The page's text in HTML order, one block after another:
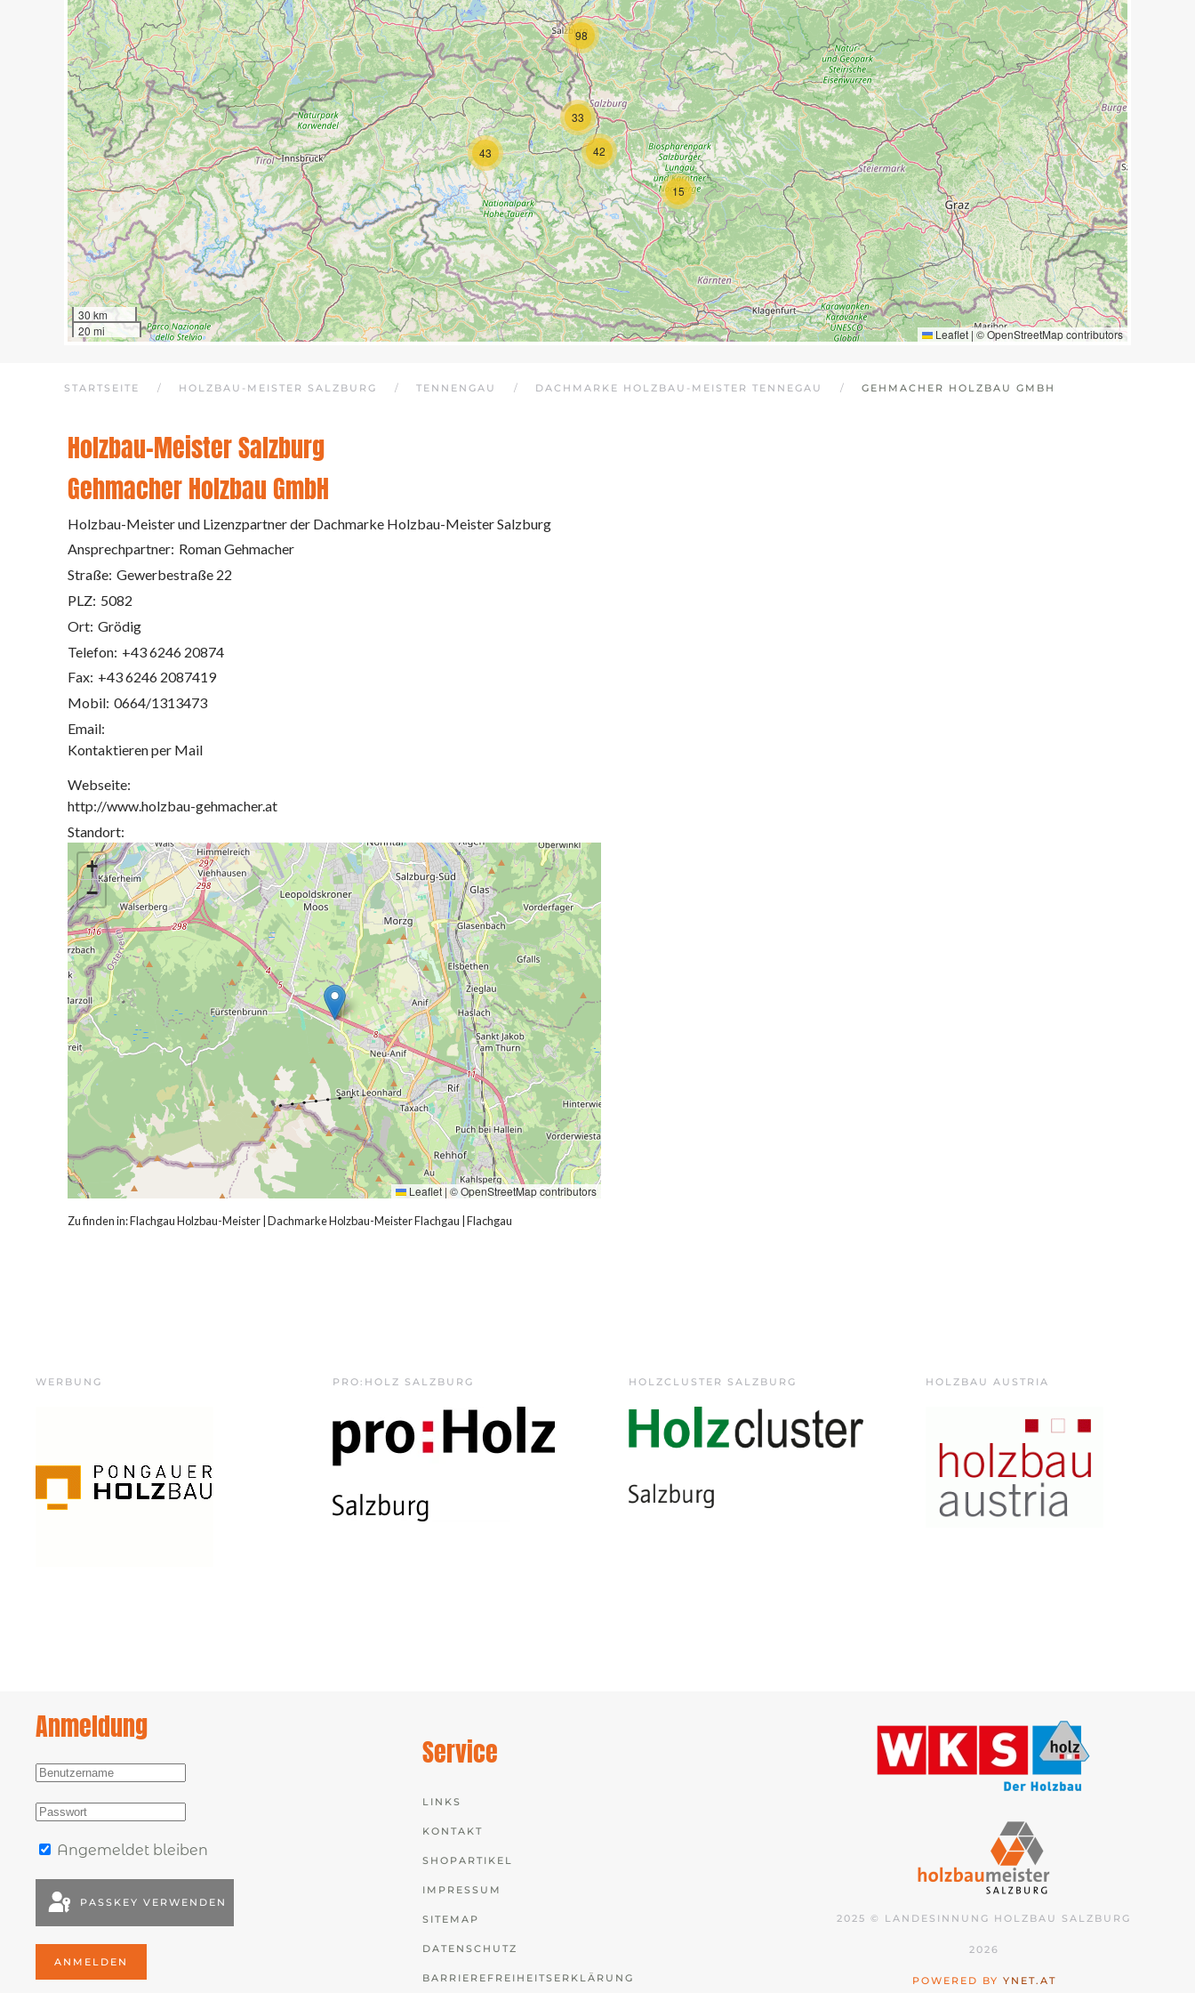
15
33
42
43
98
30 km
20 mi
Leaflet |©OpenStreetMapcontributors
STARTSEITE HOLZBAU-MEISTER SALZBURG TENNENGAU DACHMARKE HOLZBAU-MEISTER TENNEGAU GEHMACHER HOLZBAU GMBH
Holzbau-Meister Salzburg
Gehmacher Holzbau GmbH
Holzbau-Meister und Lizenzpartner der Dachmarke Holzbau-Meister Salzburg
Ansprechpartner: Roman Gehmacher
Straße: Gewerbestraße 22
PLZ: 5082
Ort: Grödig
Telefon: +43 6246 20874
Fax: +43 6246 2087419
Mobil: 0664/1313473
Email:
Kontaktieren per Mail
Webseite:
http://www.holzbau-gehmacher.at
Standort:
+
−
Leaflet|©OpenStreetMapcontributors
Zu finden in:Flachgau Holzbau-Meister|Dachmarke Holzbau-Meister Flachgau |Flachgau
WERBUNG PRO:HOLZ SALZBURG HOLZCLUSTER SALZBURG HOLZBAU AUSTRIA
Anmeldung
Angemeldet bleiben
PASSKEY VERWENDEN
ANMELDEN
Service
LINKS
KONTAKT
SHOPARTIKEL
IMPRESSUM
SITEMAP
DATENSCHUTZ
BARRIEREFREIHEITSERKLÄRUNG
2025 © LANDESINNUNG HOLZBAU SALZBURG
2026
POWERED BY YNET.AT